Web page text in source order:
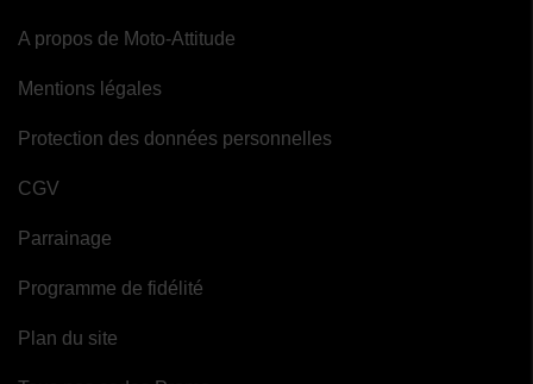
A propos de Moto-Attitude
Mentions légales
Protection des données personnelles
CGV
Parrainage
Programme de fidélité
Plan du site